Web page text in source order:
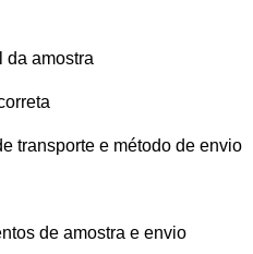
da amostra
transporte e método de envio
de amostra e envio